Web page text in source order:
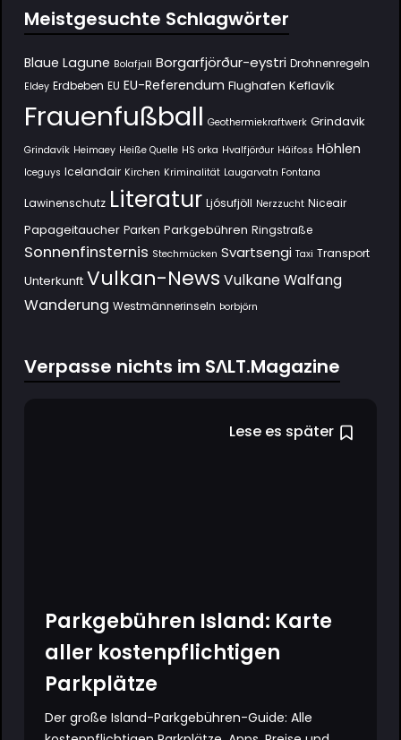
Meistgesuchte Schlagwörter
Blaue Lagune Bolafjall Borgarfjörður-eystri Drohnenregeln
Eldey Erdbeben EU EU-Referendum Flughafen Keflavík
Frauenfußball Geothermiekraftwerk Grindavik
Grindavík Heimaey Heiße Quelle HS orka Hvalfjörður Háifoss Höhlen
Iceguys Icelandair Kirchen Kriminalität Laugarvatn Fontana
Lawinenschutz Literatur Ljósufjöll Nerzzucht Niceair
Papageitaucher Parken Parkgebühren Ringstraße
Sonnenfinsternis Stechmücken Svartsengi Taxi Transport
Unterkunft Vulkan-News Vulkane Walfang
Wanderung Westmännerinseln Þorbjörn
Verpasse nichts im SΛLT.Magazine
Lese es später
Parkgebühren Island: Karte
aller kostenpflichtigen
Parkplätze
Der große Island-Parkgebühren-Guide: Alle